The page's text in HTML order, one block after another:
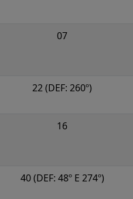
07
22 (DEF: 260º)
16
40 (DEF: 48º E 274º)